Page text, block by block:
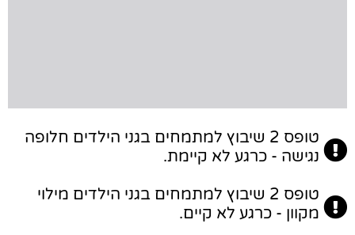
טופס 2 שיבוץ למתמחים בגני הילדים חלופה
נגישה - כרגע לא קיימת.
טופס 2 שיבוץ למתמחים בגני הילדים מילוי
מקוון - כרגע לא קיים.